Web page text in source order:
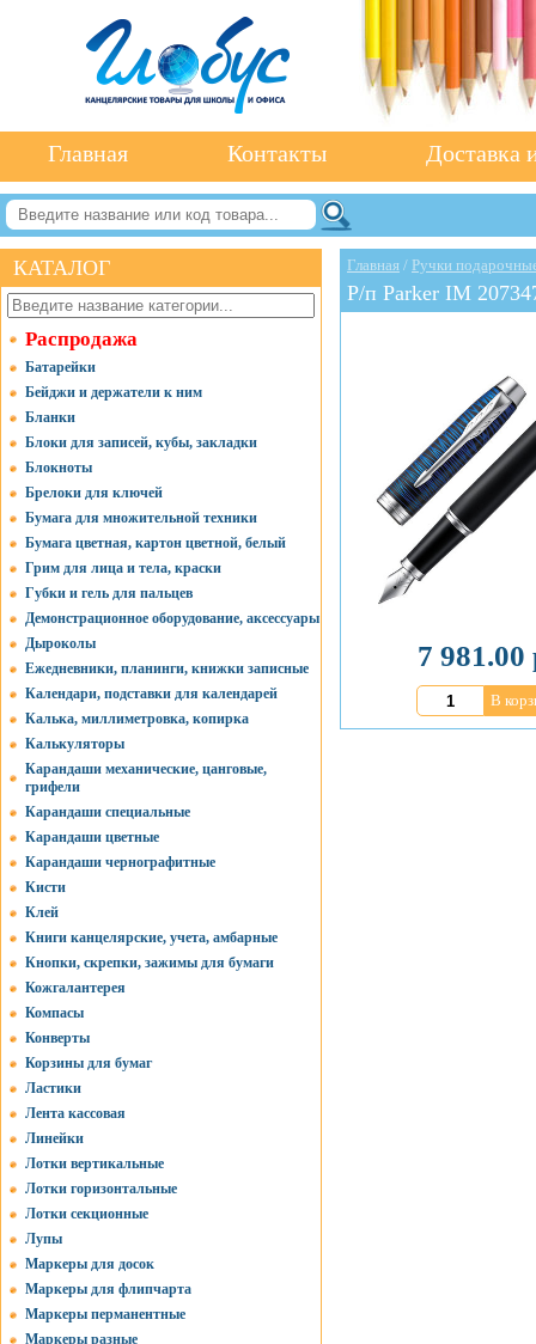
Главная Контакты Доставка
КАТАЛОГ
Распродажа
Батарейки
Бейджи и держатели к ним
Бланки
Блоки для записей, кубы, закладки
Блокноты
Брелоки для ключей
Бумага для множительной техники
Бумага цветная, картон цветной, белый
Грим для лица и тела, краски
Губки и гель для пальцев
Демонстрационное оборудование, аксессуары
Дыроколы
Ежедневники, планинги, книжки записные
Календари, подставки для календарей
Калька, миллиметровка, копирка
Калькуляторы
Карандаши механические, цанговые,
грифели
Карандаши специальные
Карандаши цветные
Карандаши чернографитные
Кисти
Клей
Книги канцелярские, учета, амбарные
Кнопки, скрепки, зажимы для бумаги
Кожгалантерея
Компасы
Конверты
Корзины для бумаг
Ластики
Лента кассовая
Линейки
Лотки вертикальные
Лотки горизонтальные
Лотки секционные
Лупы
Маркеры для досок
Маркеры для флипчарта
Маркеры перманентные
Маркеры разные
Главная / Ручки
Р/п Parker IM
7 981.00
В